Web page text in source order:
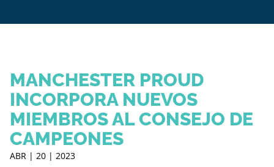
MANCHESTER PROUD
INCORPORA NUEVOS
MIEMBROS AL CONSEJO DE
CAMPEONES
ABR | 20 | 2023